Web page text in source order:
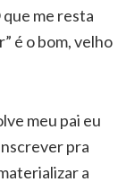
me resta
é o bom, velho
meu pai eu
pra
a